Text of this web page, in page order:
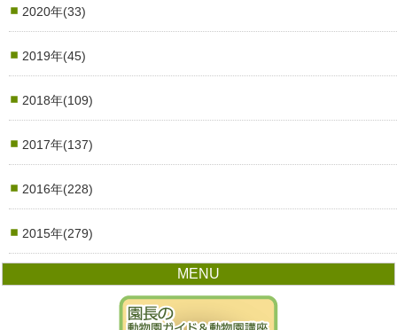
2020年(33)
2019年(45)
2018年(109)
2017年(137)
2016年(228)
2015年(279)
MENU